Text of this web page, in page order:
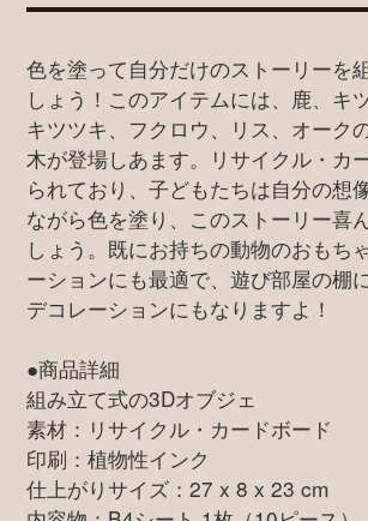
色を塗って自分だけのストーリーを
しょう！このアイテムには、鹿、キ
キツツキ、フクロウ、リス、オーク
木が登場しあます。リサイクル・カ
られており、子どもたちは自分の想
ながら色を塗り、このストーリー喜
しょう。既にお持ちの動物のおもち
ーションにも最適で、遊び部屋の棚
デコレーションにもなりますよ！
●商品詳細
組み立て式の3Dオブジェ
素材：リサイクル・カードボード
印刷：植物性インク
仕上がりサイズ：27 x 8 x 23 cm